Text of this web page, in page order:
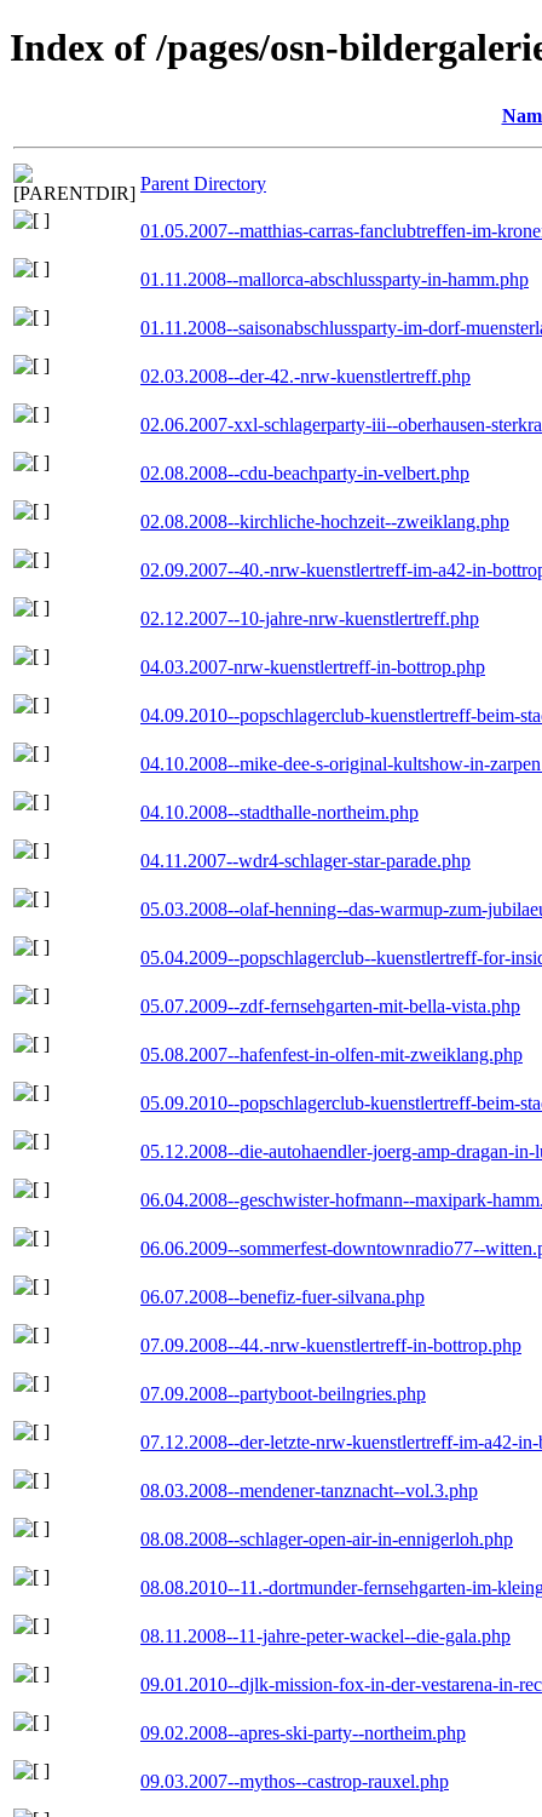
Index of /pages/osn-
Parent Directory
01.05.2007--matthias-carras-fanclubtreffen-im-
01.11.2008--mallorca-abschlussparty-in-hamm.php
01.11.2008--saisonabschlussparty-im-dorf-
02.03.2008--der-42.-nrw-kuenstlertreff.php
02.06.2007-xxl-schlagerparty-iii--oberhausen-
02.08.2008--cdu-beachparty-in-velbert.php
02.08.2008--kirchliche-hochzeit--zweiklang.php
02.09.2007--40.-nrw-kuenstlertreff-im-a42-in-
02.12.2007--10-jahre-nrw-kuenstlertreff.php
04.03.2007-nrw-kuenstlertreff-in-bottrop.php
04.09.2010--popschlagerclub-kuenstlertreff-beim-
04.10.2008--mike-dee-s-original-kultshow-in-
04.10.2008--stadthalle-northeim.php
04.11.2007--wdr4-schlager-star-parade.php
05.03.2008--olaf-henning--das-warmup-zum-
05.04.2009--popschlagerclub--kuenstlertreff-for-
05.07.2009--zdf-fernsehgarten-mit-bella-vista.php
05.08.2007--hafenfest-in-olfen-mit-zweiklang.php
05.09.2010--popschlagerclub-kuenstlertreff-beim-
05.12.2008--die-autohaendler-joerg-amp-dragan-in-
06.04.2008--geschwister-hofmann--maxipark-
06.06.2009--sommerfest-downtownradio77--
06.07.2008--benefiz-fuer-silvana.php
07.09.2008--44.-nrw-kuenstlertreff-in-bottrop.php
07.09.2008--partyboot-beilngries.php
07.12.2008--der-letzte-nrw-kuenstlertreff-im-a42-
08.03.2008--mendener-tanznacht--vol.3.php
08.08.2008--schlager-open-air-in-ennigerloh.php
08.08.2010--11.-dortmunder-fernsehgarten-im-
08.11.2008--11-jahre-peter-wackel--die-gala.php
09.01.2010--djlk-mission-fox-in-der-vestarena-in-
09.02.2008--apres-ski-party--northeim.php
09.03.2007--mythos--castrop-rauxel.php